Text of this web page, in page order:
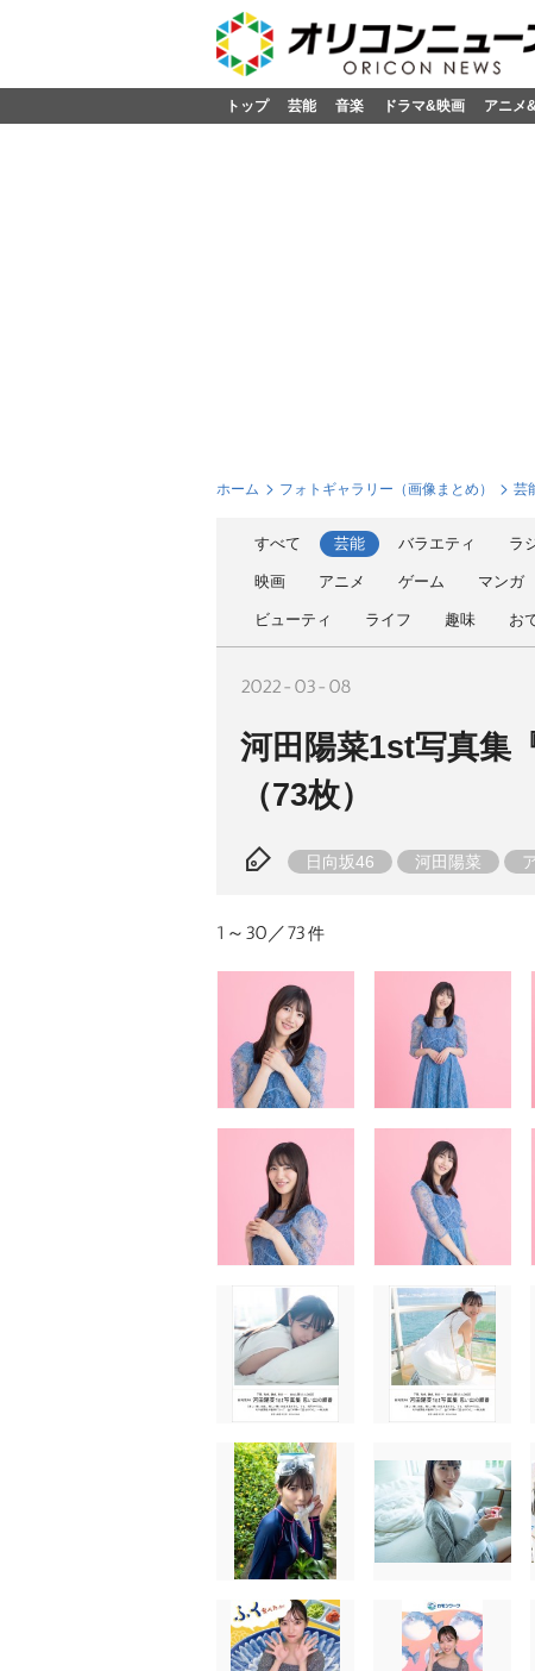
トップ 芸能 音楽 ドラマ&映画 アニメ
ホーム フォトギャラリー（画像まとめ） 芸
すべて 芸能 バラエティ ラ
映画 アニメ ゲーム マンガ
ビューティ ライフ 趣味 お
2022-03-08
河田陽菜1st写真集
（73枚）
日向坂46 河田陽菜
1～30／73件